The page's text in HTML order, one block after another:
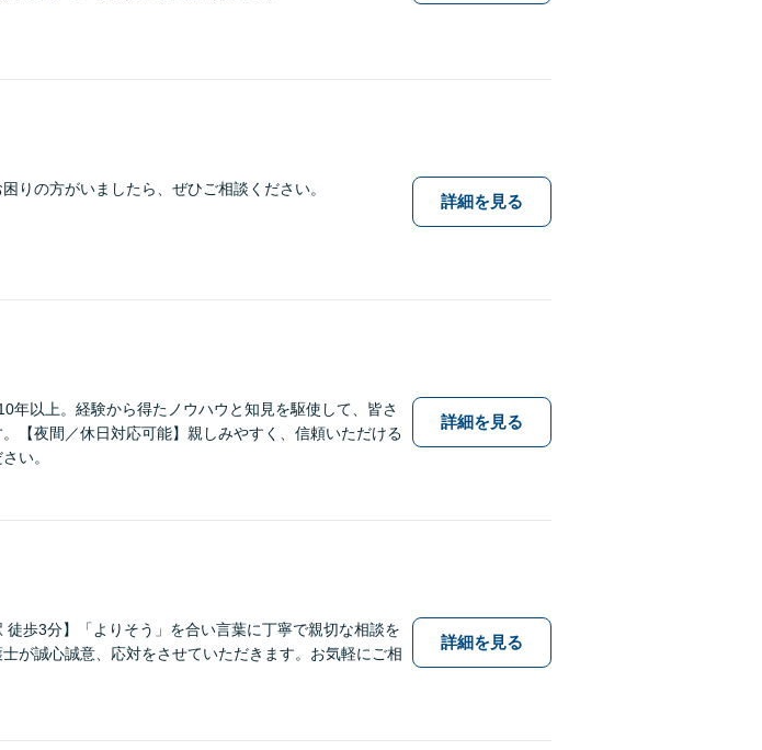
りの方がいましたら、ぜひご相談ください。
詳細を見る
年以上。経験から得たノウハウと知見を駆使して、皆さ
【夜間／休日対応可能】親しみやすく、信頼いただける
い。
詳細を見る
徒歩3分】「よりそう」を合い言葉に丁寧で親切な相談を
が誠心誠意、応対をさせていただきます。お気軽にご相
詳細を見る